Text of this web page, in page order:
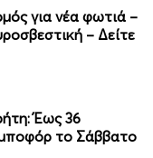
για νέα φωτιά –
– Δείτε
Έως 36
το Σάββατο